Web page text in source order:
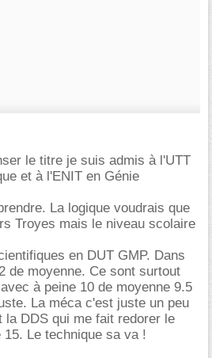
le titre je suis admis à l'UTT
et à l'ENIT en Génie
La logique voudrais que
Troyes mais le niveau scolaire
en DUT GMP. Dans
de moyenne. Ce sont surtout
à peine 10 de moyenne 9.5
La méca c'est juste un peu
la DDS qui me fait redorer le
Le technique sa va !